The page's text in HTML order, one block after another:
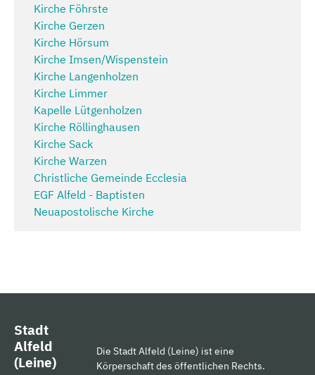
Kirche Föhrste
Kirche Gerzen
Kirche Hörsum
Kirche Imsen/Wispenstein
Kirche Langenholzen
Kirche Limmer
Kapelle Lütgenholzen
Kirche Röllinghausen
Kirche Sack
Kirche Warzen
Christliche Gemeinde Ecclesia
EGF Alfeld - Baptisten
Neuapostolische Kirche
Stadt
Alfeld
(Leine)
Die Stadt Alfeld (Leine) ist eine
Körperschaft des öffentlichen Rechts.